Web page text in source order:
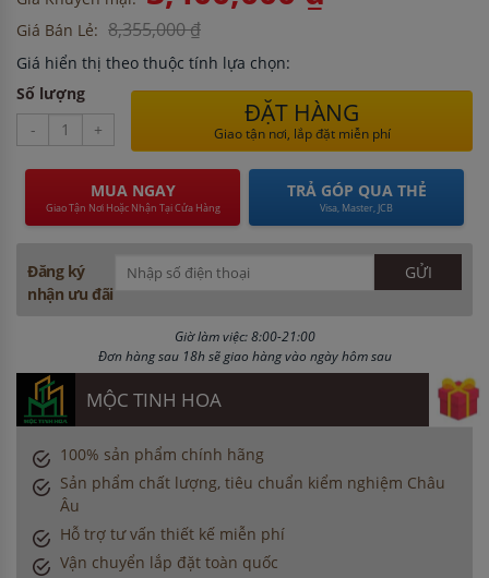
Giá Bán Lẻ: 8,355,000 ₫
Giá hiển thị theo thuộc tính lựa chọn:
Số lượng
-
+
ĐẶT HÀNG
Giao tận nơi, lắp đặt miễn phí
MUA NGAY
Giao Tận Nơi Hoặc Nhận Tại Cửa Hàng
TRẢ GÓP QUA THẺ
Visa, Master, JCB
Đăng ký
nhận ưu đãi
Giờ làm việc: 8:00-21:00
Đơn hàng sau 18h sẽ giao hàng vào ngày hôm sau
MỘC TINH HOA
100% sản phẩm chính hãng
Sản phẩm chất lượng, tiêu chuẩn kiểm nghiệm Châu
Âu
Hỗ trợ tư vấn thiết kế miễn phí
Vận chuyển lắp đặt toàn quốc